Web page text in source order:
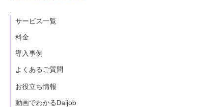
サービス一覧
料金
導入事例
よくあるご質問
お役立ち情報
動画でわかるDaijob